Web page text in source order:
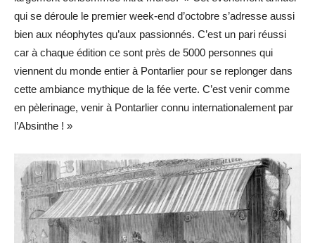
qui se déroule le premier week-end d’octobre s’adresse aussi
bien aux néophytes qu’aux passionnés. C’est un pari réussi
car à chaque édition ce sont près de 5000 personnes qui
viennent du monde entier à Pontarlier pour se replonger dans
cette ambiance mythique de la fée verte. C’est venir comme
en pèlerinage, venir à Pontarlier connu internationalement par
l’Absinthe ! »